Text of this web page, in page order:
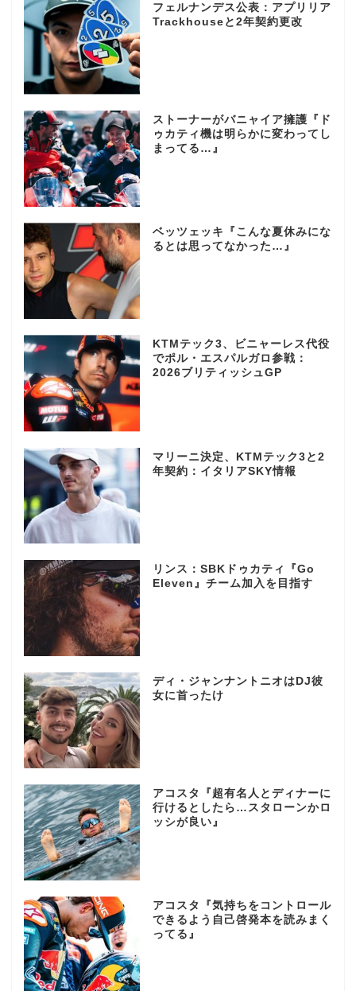
フェルナンデス公表：アプリリア
Trackhouseと2年契約更改
ストーナーがバニャイア擁護『ド
ゥカティ機は明らかに変わってし
まってる…』
ベッツェッキ『こんな夏休みにな
るとは思ってなかった…』
KTMテック3、ビニャーレス代役
でポル・エスパルガロ参戦：
2026ブリティッシュGP
マリーニ決定、KTMテック3と2
年契約：イタリアSKY情報
リンス：SBKドゥカティ『Go
Eleven』チーム加入を目指す
ディ・ジャンナントニオはDJ彼
女に首ったけ
アコスタ『超有名人とディナーに
行けるとしたら…スタローンかロ
ッシが良い』
アコスタ『気持ちをコントロール
できるよう自己啓発本を読みまく
ってる』